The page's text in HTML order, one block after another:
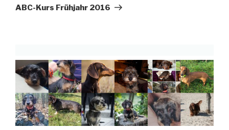
Beitrag
ABC-Kurs Frühjahr 2016